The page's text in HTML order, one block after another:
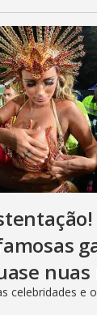
celebridades e